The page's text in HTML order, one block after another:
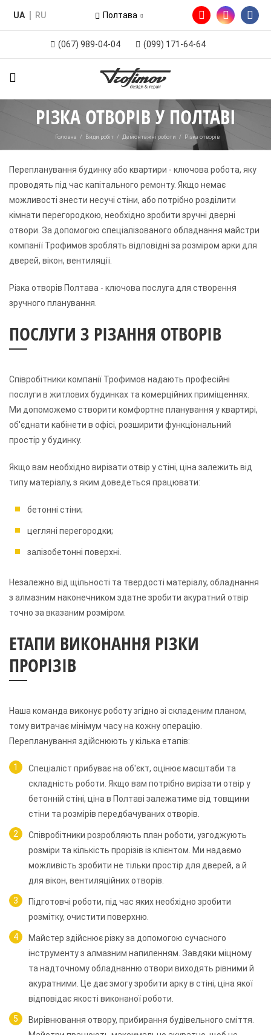
(067) 989-04-04 (099) 171-64-64
UA RU Полтава
РІЗКА ОТВОРІВ У ПОЛТАВІ
Головна / Види робіт / Демонтажні роботи / Різка отворів
Перепланування будинку або квартири - ключова робота, яку
проводять під час капітального ремонту. Якщо немає
можливості знести несучі стіни, або потрібно розділити
кімнати перегородкою, необхідно зробити зручні дверні
отвори. За допомогою спеціалізованого обладнання майстри
компанії Трофимов зроблять відповідні за розміром арки для
дверей, вікон, вентиляції.
Різка отворів Полтава - ключова послуга для створення
зручного планування.
ПОСЛУГИ З РІЗАННЯ ОТВОРІВ
Співробітники компанії Трофимов надають професійні
послуги в житлових будинках та комерційних приміщеннях.
Ми допоможемо створити комфортне планування у квартирі,
об'єднати кабінети в офісі, розширити функціональний
простір у будинку.
Якщо вам необхідно вирізати отвір у стіні, ціна залежить від
типу матеріалу, з яким доведеться працювати:
бетонні стіни;
цегляні перегородки;
залізобетонні поверхні.
Незалежно від щільності та твердості матеріалу, обладнання
з алмазним наконечником здатне зробити акуратний отвір
точно за вказаним розміром.
ЕТАПИ ВИКОНАННЯ РІЗКИ
ПРОРІЗІВ
Наша команда виконує роботу згідно зі складеним планом,
тому витрачає мінімум часу на кожну операцію.
Перепланування здійснюють у кілька етапів:
Спеціаліст прибуває на об'єкт, оцінює масштаби та
складність роботи. Якщо вам потрібно вирізати отвір у
бетонній стіні, ціна в Полтаві залежатиме від товщини
стіни та розмірів передбачуваних отворів.
Співробітники розробляють план роботи, узгоджують
розміри та кількість прорізів із клієнтом. Ми надаємо
можливість зробити не тільки простір для дверей, а й
для вікон, вентиляційних отворів.
Підготовчі роботи, під час яких необхідно зробити
розмітку, очистити поверхню.
Майстер здійснює різку за допомогою сучасного
інструменту з алмазним напиленням. Завдяки міцному
та надточному обладнанню отвори виходять рівними й
акуратними. Це дає змогу зробити арку в стіні, ціна якої
відповідає якості виконаної роботи.
Вирівнювання отвору, прибирання будівельного сміття.